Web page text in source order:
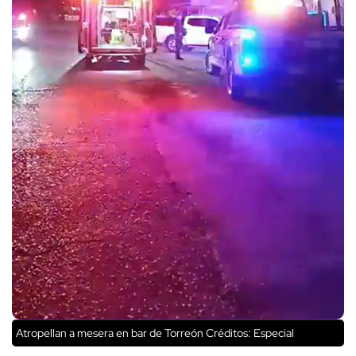
Atropellan a mesera en bar de Torreón Créditos: Especial